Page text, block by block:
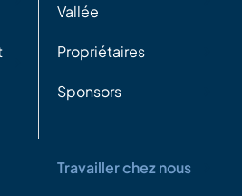
Vallée
Propriétaires
Sponsors
Travailler chez nous